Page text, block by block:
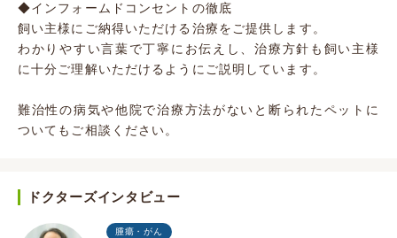
◆インフォームドコンセントの徹底
飼い主様にご納得いただける治療をご提供します。
わかりやすい言葉で丁寧にお伝えし、治療方針も飼い主様
に十分ご理解いただけるようにご説明しています。
難治性の病気や他院で治療方法がないと断られたペットに
ついてもご相談ください。
ドクターズインタビュー
腫瘍・がん